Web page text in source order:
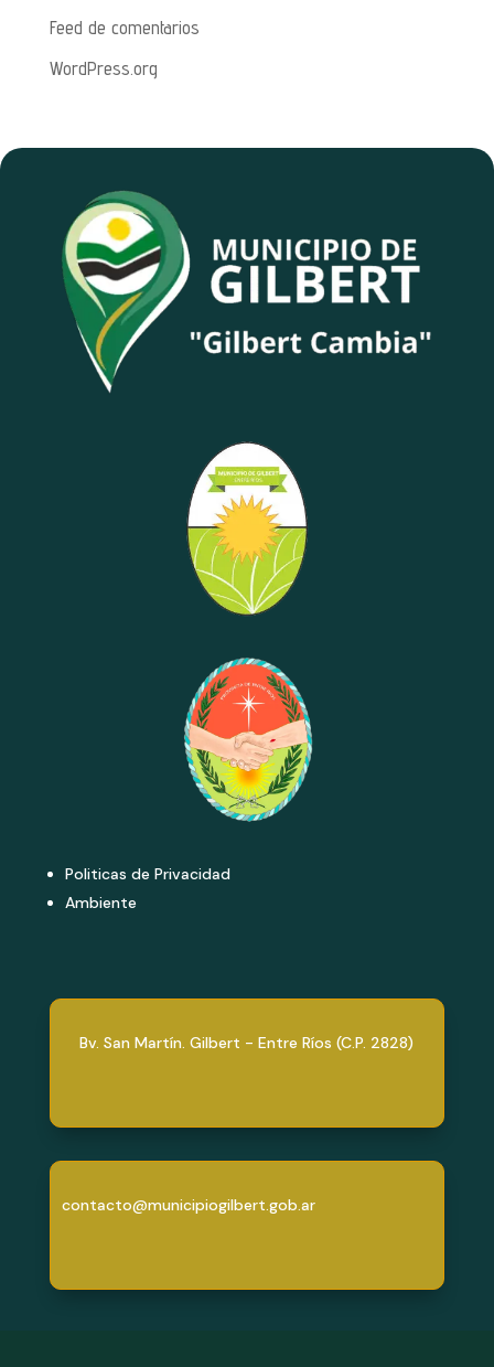
Feed de comentarios
WordPress.org
Politicas de Privacidad
Ambiente
Bv. San Martín. Gilbert - Entre Ríos (C.P. 2828)
contacto@municipiogilbert.gob.ar